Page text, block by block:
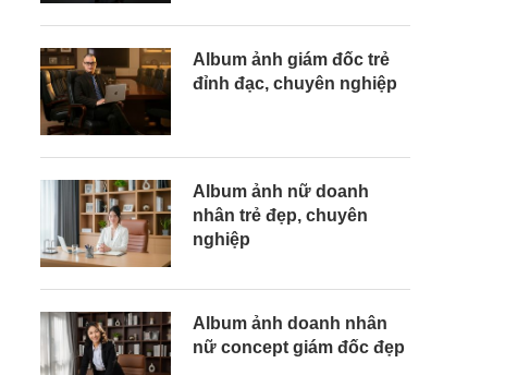
Album ảnh giám đốc trẻ
đỉnh đạc, chuyên nghiệp
Album ảnh nữ doanh
nhân trẻ đẹp, chuyên
nghiệp
Album ảnh doanh nhân
nữ concept giám đốc đẹp